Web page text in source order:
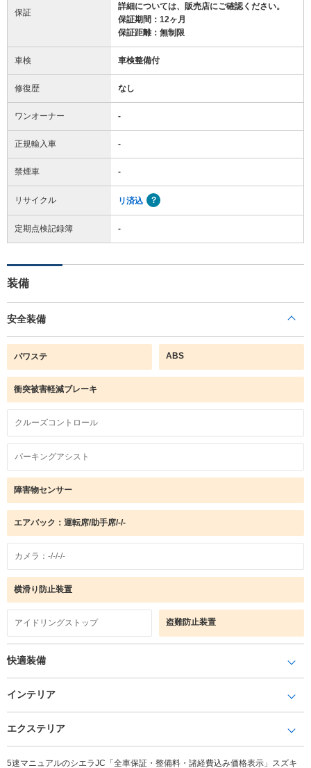
保証
詳細については、販売店にご確認ください。
保証期間：12ヶ月
保証距離：無制限
車検 車検整備付
修復歴 なし
ワンオーナー -
正規輸入車 -
禁煙車 -
リサイクル リ済込
定期点検記録簿 -
装備
安全装備
パワステ ABS
衝突被害軽減ブレーキ
クルーズコントロール
パーキングアシスト
障害物センサー
エアバック：運転席/助手席/-/-
カメラ：-/-/-/-
横滑り防止装置
アイドリングストップ 盗難防止装置
快適装備
インテリア
エクステリア
5速マニュアルのシエラJC「全車保証・整備料・諸経費込み価格表示」スズキ